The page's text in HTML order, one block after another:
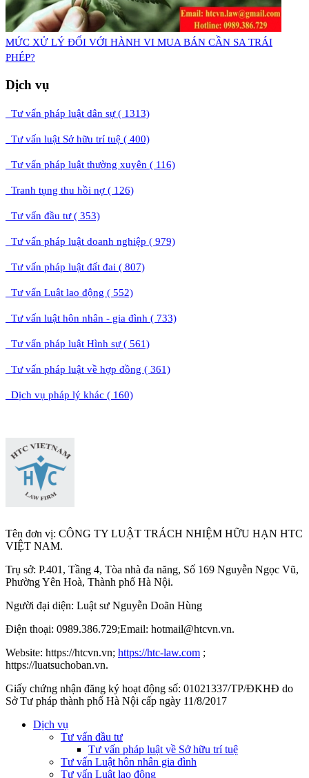
MỨC XỬ LÝ ĐỐI VỚI HÀNH VI MUA BÁN CẦN SA TRÁI
PHÉP?
Dịch vụ
Tư vấn pháp luật dân sự ( 1313)
Tư vấn luật Sở hữu trí tuệ ( 400)
Tư vấn pháp luật thường xuyên ( 116)
Tranh tụng thu hồi nợ ( 126)
Tư vấn đầu tư ( 353)
Tư vấn pháp luật doanh nghiệp ( 979)
Tư vấn pháp luật đất đai ( 807)
Tư vấn Luật lao động ( 552)
Tư vấn luật hôn nhân - gia đình ( 733)
Tư vấn pháp luật Hình sự ( 561)
Tư vấn pháp luật về hợp đồng ( 361)
Dịch vụ pháp lý khác ( 160)
Tên đơn vị: CÔNG TY LUẬT TRÁCH NHIỆM HỮU HẠN HTC
VIỆT NAM.
Trụ sở: P.401, Tầng 4, Tòa nhà đa năng, Số 169 Nguyễn Ngọc Vũ,
Phường Yên Hoà, Thành phố Hà Nội.
Người đại diện: Luật sư Nguyễn Doãn Hùng
Điện thoại: 0989.386.729;Email: hotmail@htcvn.vn.
Website: https://htcvn.vn; https://htc-law.com ;
https://luatsuchoban.vn.
Giấy chứng nhận đăng ký hoạt động số: 01021337/TP/ĐKHĐ do
Sở Tư pháp thành phố Hà Nội cấp ngày 11/8/2017
Dịch vụ
Tư vấn đầu tư
Tư vấn pháp luật về Sở hữu trí tuệ
Tư vấn Luật hôn nhân gia đình
Tư vấn Luật lao động